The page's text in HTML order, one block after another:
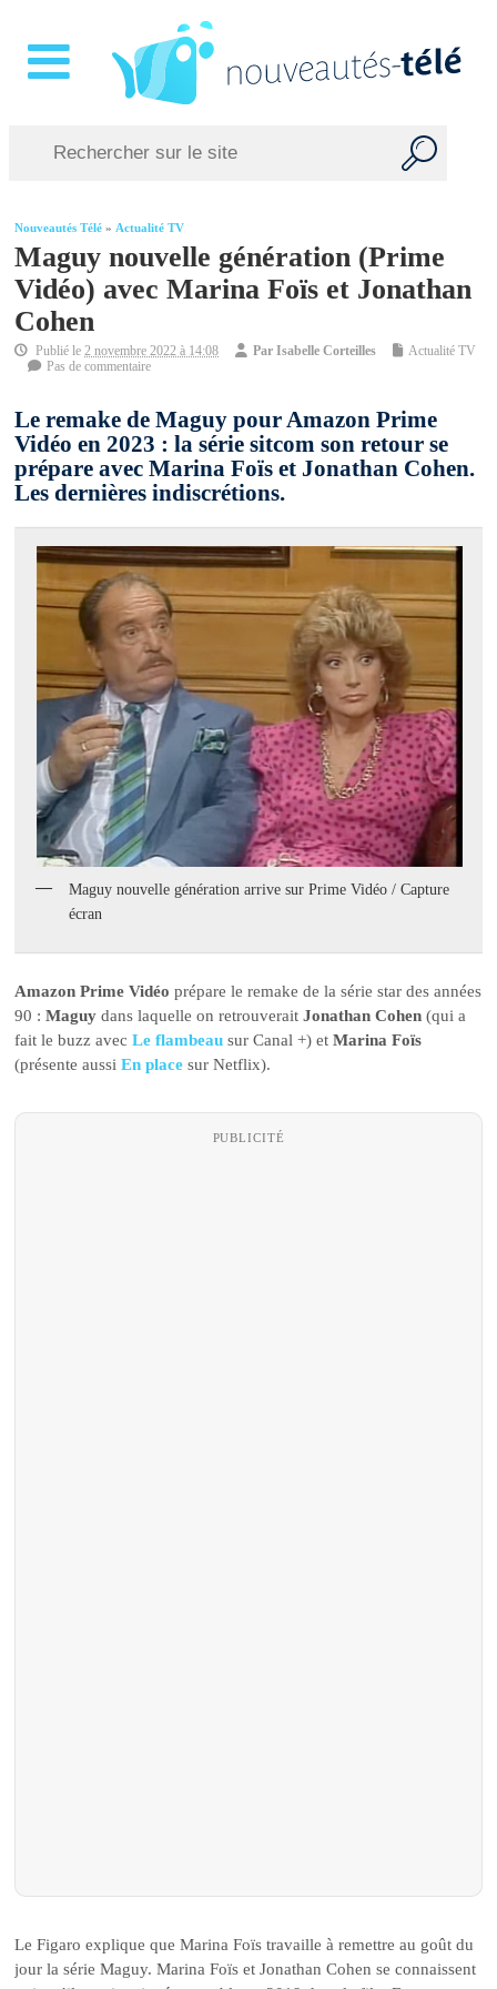
Nouveautés Télé »Actualité TV
Maguy nouvelle génération (Prime
Vidéo) avec Marina Foïs et Jonathan
Cohen
Publié le2 novembre 2022 à 14:08 ParIsabelle Corteilles
Actualité TV
Pas de commentaire
Le remake de Maguy pour Amazon Prime
Vidéo en 2023 : la série sitcom son retour se
prépare avec Marina Foïs et Jonathan Cohen.
Les dernières indiscrétions.
Maguy nouvelle génération arrive sur Prime Vidéo / Capture
écran
Amazon Prime Vidéo prépare le remake de la série star des années
90 : Maguy dans laquelle on retrouveraitJonathan Cohen (qui a
fait le buzz avecLe flambeau sur Canal +) et Marina Foïs
(présente aussiEn place sur Netflix).
PUBLICITÉ
Le Figaro explique que Marina Foïs travaille à remettre au goût du
jour la série Maguy. Marina Foïs et Jonathan Cohen se connaissent